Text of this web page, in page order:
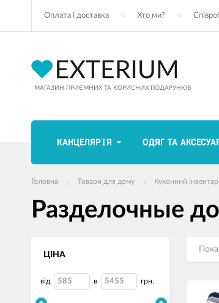
Оплата і доставка Хто ми?
МАГАЗИН ПРИЄМНИХ ТА КОРИСНИХ ПОДАРУНКІВ
КАНЦЕЛЯРІЯ ОДЯГ ТА
Головна Товари для дому Кухонний інвентар
Разделочные
ЦІНА
від в грн.